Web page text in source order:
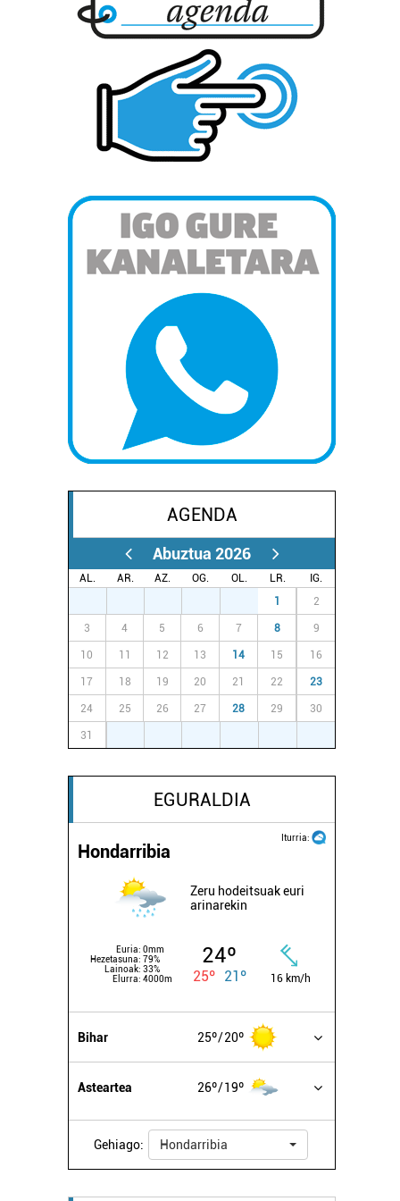
AGENDA
Abuztua 2026
AL. AR. AZ. OG. OL. LR.
IG.
1 2
3 4 5 6 7 8 9
10 11 12 13 14 15 16
17 18 19 20 21 22 23
24 25 26 27 28 29 30
31
EGURALDIA
Iturria:
Hondarribia
Zeru hodeitsuak euri
arinarekin
Euria: 0mm
Hezetasuna: 79%
Lainoak: 33%
Elurra: 4000m
24º
25º 21º 16 km/h
Bihar 25º 20º
Asteartea 26º 19º
Gehiago: Hondarribia